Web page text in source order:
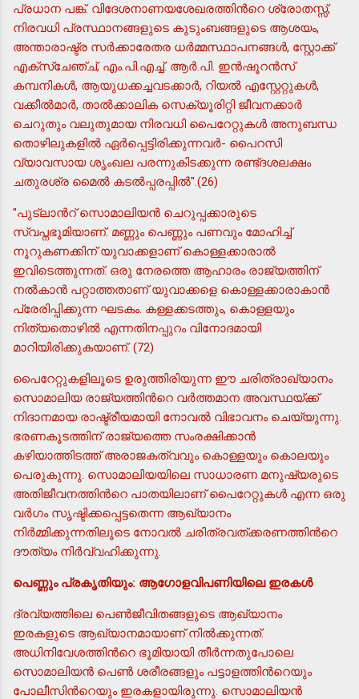
പ്രധാന പങ്ക്. വിദേശനാണയശേഖരത്തിന്‍റെ ശ്രോതസ്സ്,
നിരവധി പ്രസ്ഥാനങ്ങളുടെ കുടുംബങ്ങളുടെ ആശയം,
അന്താരാഷ്ട്ര സര്‍ക്കാരേതര ധര്‍മ്മസ്ഥാപനങ്ങള്‍, സ്റ്റോക്ക്
എക്സ്ചേഞ്ച്, എം.പി.എച്ച്. ആര്‍.പി. ഇന്‍ഷൂറന്‍സ്
കമ്പനികള്‍, ആയുധക്കച്ചവടക്കാര്‍, റിയല്‍ എസ്റ്റേറ്റുകള്‍,
വക്കീല്‍മാര്‍, താല്‍ക്കാലിക സെക്യൂരിറ്റി ജീവനക്കാര്‍
ചെറുതും വലുതുമായ നിരവധി പൈറേറ്റുകള്‍ അനുബന്ധ
തൊഴിലുകളില്‍ ഏര്‍പ്പെട്ടിരിക്കുന്നവര്‍- പൈറസി
വ്യാവസായ ശൃംഖല പരന്നുകിടക്കുന്ന രണ്ട്ദശലക്ഷം
ചതുരശ്ര മൈല്‍ കടല്‍പ്പരപ്പില്‍".(26)
"പുട്ലാന്‍റ് സൊമാലിയന്‍ ചെറുപ്പക്കാരുടെ
സ്വപ്നഭൂമിയാണ്. മണ്ണും പെണ്ണും പണവും മോഹിച്ച്
നൂറുകണക്കിന് യുവാക്കളാണ് കൊള്ളക്കാരാല്‍
ഇവിടെത്തുന്നത്. ഒരു നേരത്തെ ആഹാരം രാജ്യത്തിന്
നല്‍കാന്‍ പറ്റാത്തതാണ് യുവാക്കളെ കൊള്ളക്കാരാകാന്‍
പ്രേരിപ്പിക്കുന്ന ഘടകം. കള്ളക്കടത്തും, കൊള്ളയും
നിത്യതൊഴില്‍ എന്നതിനപ്പുറം വിനോദമായി
മാറിയിരിക്കുകയാണ്. (72)
പൈറേറ്റുകളിലൂടെ ഉരുത്തിരിയുന്ന ഈ ചരിത്രാഖ്യാനം
സൊമാലിയ രാജ്യത്തിന്‍റെ വര്‍ത്തമാന അവസ്ഥയ്ക്ക്
നിദാനമായ രാഷ്ട്രീയമായി നോവല്‍ വിഭാവനം ചെയ്യുന്നു.
ഭരണകൂടത്തിന് രാജ്യത്തെ സംരക്ഷിക്കാന്‍
കഴിയാത്തിടത്ത് അരാജകത്വവും കൊള്ളയും കൊലയും
പെരുകുന്നു. സൊമാലിയയിലെ സാധാരണ മനുഷ്യരുടെ
അതിജീവനത്തിന്‍റെ പാതയിലാണ് പൈറേറ്റുകള്‍ എന്ന ഒരു
വര്‍ഗം സൃഷ്ടിക്കപ്പെട്ടതെന്ന ആഖ്യാനം
നിര്‍മ്മിക്കുന്നതിലൂടെ നോവല്‍ ചരിത്രവത്ക്കരണത്തിന്‍റെ
ദൗത്യം നിര്‍വ്വഹിക്കുന്നു.
പെണ്ണും പ്രകൃതിയും: ആഗോളവിപണിയിലെ ഇരകള്‍
ദ്രവ്യത്തിലെ പെണ്‍ജീവിതങ്ങളുടെ ആഖ്യാനം
ഇരകളുടെ ആഖ്യാനമായാണ് നില്‍ക്കുന്നത്.
അധിനിവേശത്തിന്‍റെ ഭൂമിയായി തീര്‍ന്നതുപോലെ
സൊമാലിയന്‍ പെണ്‍ ശരീരങ്ങളും പട്ടാളത്തിന്‍റെയും
പോലീസിന്‍റെയും ഇരകളായിരുന്നു. സൊമാലിയന്‍